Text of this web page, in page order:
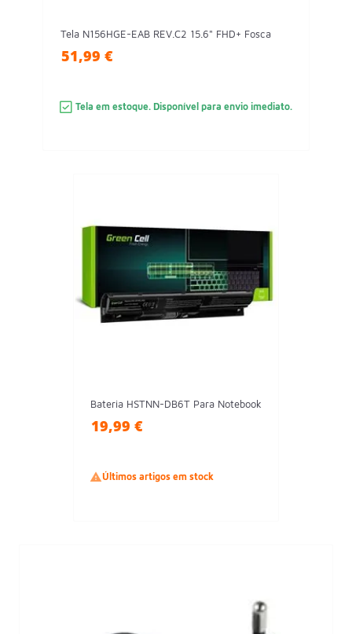
Tela N156HGE-EAB REV.C2 15.6" FHD+ Fosca
51,99 €
Tela em estoque. Disponível para envio imediato.
Bateria HSTNN-DB6T Para Notebook
19,99 €
Últimos artigos em stock